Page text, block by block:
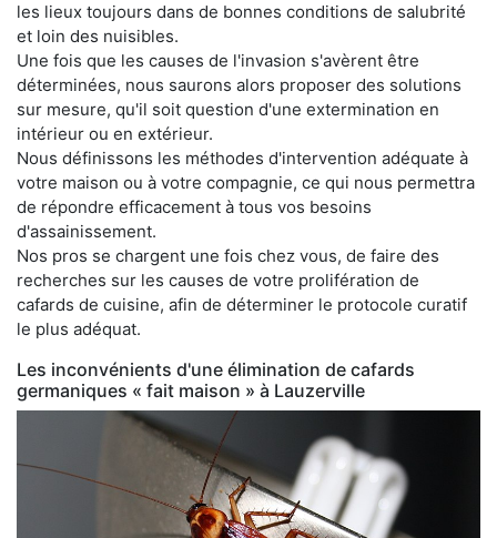
les lieux toujours dans de bonnes conditions de salubrité
et loin des nuisibles.
Une fois que les causes de l'invasion s'avèrent être
déterminées, nous saurons alors proposer des solutions
sur mesure, qu'il soit question d'une extermination en
intérieur ou en extérieur.
Nous définissons les méthodes d'intervention adéquate à
votre maison ou à votre compagnie, ce qui nous permettra
de répondre efficacement à tous vos besoins
d'assainissement.
Nos pros se chargent une fois chez vous, de faire des
recherches sur les causes de votre prolifération de
cafards de cuisine, afin de déterminer le protocole curatif
le plus adéquat.
Les inconvénients d'une élimination de cafards
germaniques « fait maison » à Lauzerville